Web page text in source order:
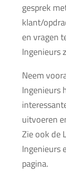
gesprek
klant/
en vragen
Ingenieurs
Neem
Ingenieurs
uitvoeren
Zie ook de
Ingenieurs
pagina.